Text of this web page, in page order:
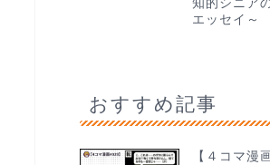
知的シニア
エッセイ～
おすすめ記事
【４コマ漫